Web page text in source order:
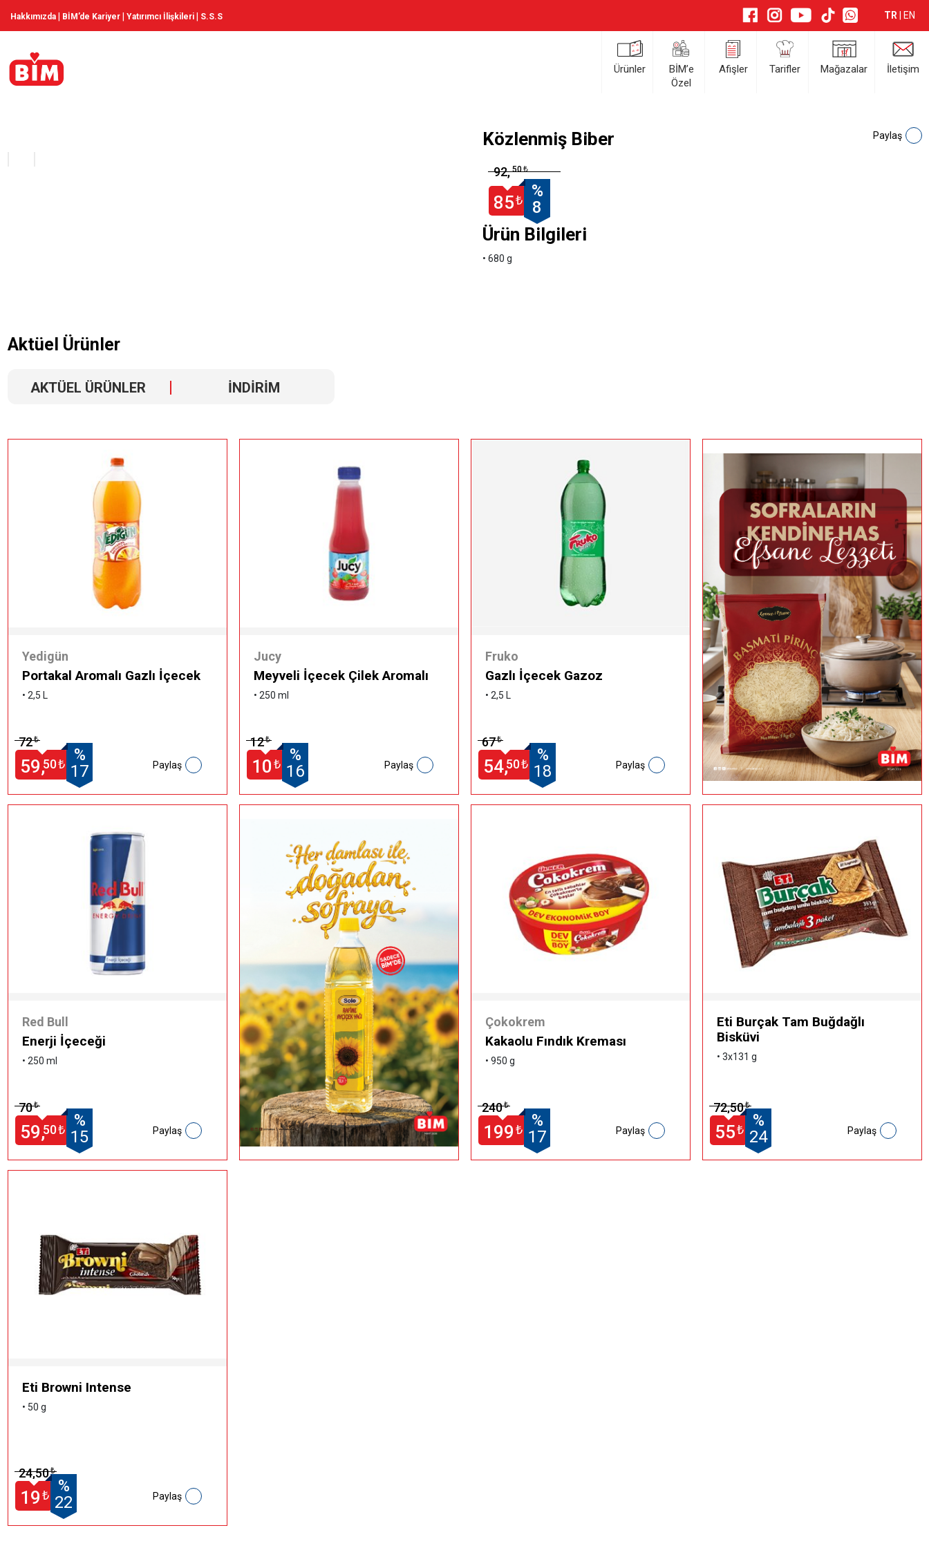
Hakkımızda BİM’de Kariyer Yatırımcı İlişkileri S.S.S TR EN
Ürünler
BİM’e
Özel
Afişler Tarifler Mağazalar İletişim
Közlenmiş Biber Paylaş
92, 50₺
85₺
%
8
Ürün Bilgileri
• 680 g
Aktüel Ürünler
AKTÜEL ÜRÜNLER İNDİRİM
Yedigün
Portakal Aromalı Gazlı İçecek
• 2,5 L
72₺
59,50₺
%
17
Paylaş
Jucy
Meyveli İçecek Çilek Aromalı
• 250 ml
12₺
10 ₺
%
16
Paylaş
Fruko
Gazlı İçecek Gazoz
• 2,5 L
67₺
54,50₺
%
18
Paylaş
Red Bull
Enerji İçeceği
• 250 ml
70₺
59,50₺
%
15
Paylaş
Çokokrem
Kakaolu Fındık Kreması
• 950 g
240₺
199 ₺
%
17
Paylaş
Eti Burçak Tam Buğdağlı
Bisküvi
• 3x131 g
72,50₺
55₺
%
24
Paylaş
Eti Browni Intense
• 50 g
24,50₺
19 ₺
%
22
Paylaş